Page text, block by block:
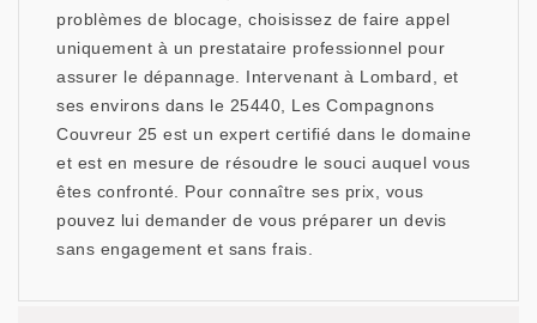
problèmes de blocage, choisissez de faire appel
uniquement à un prestataire professionnel pour
assurer le dépannage. Intervenant à Lombard, et
ses environs dans le 25440, Les Compagnons
Couvreur 25 est un expert certifié dans le domaine
et est en mesure de résoudre le souci auquel vous
êtes confronté. Pour connaître ses prix, vous
pouvez lui demander de vous préparer un devis
sans engagement et sans frais.